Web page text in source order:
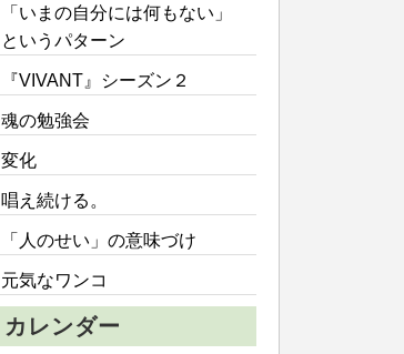
「いまの自分には何もない」
というパターン
『VIVANT』シーズン２
魂の勉強会
変化
唱え続ける。
「人のせい」の意味づけ
元気なワンコ
カレンダー